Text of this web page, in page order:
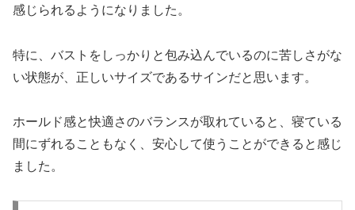
感じられるようになりました。
特に、バストをしっかりと包み込んでいるのに苦しさがな
い状態が、正しいサイズであるサインだと思います。
ホールド感と快適さのバランスが取れていると、寝ている
間にずれることもなく、安心して使うことができると感じ
ました。